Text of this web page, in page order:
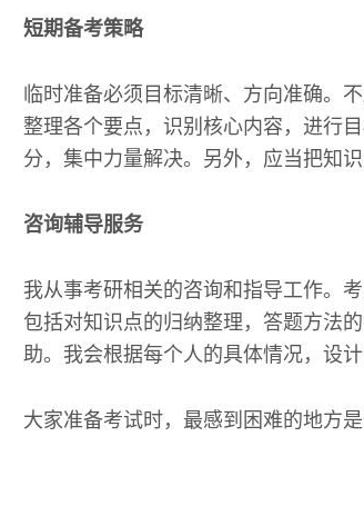
短期备考策略
临时准备必须目标清晰、方向准确。
整理各个要点，识别核心内容，进行
分，集中力量解决。另外，应当把知
咨询辅导服务
我从事考研相关的咨询和指导工作。
包括对知识点的归纳整理，答题方法
助。我会根据每个人的具体情况，设
大家准备考试时，最感到困难的地方